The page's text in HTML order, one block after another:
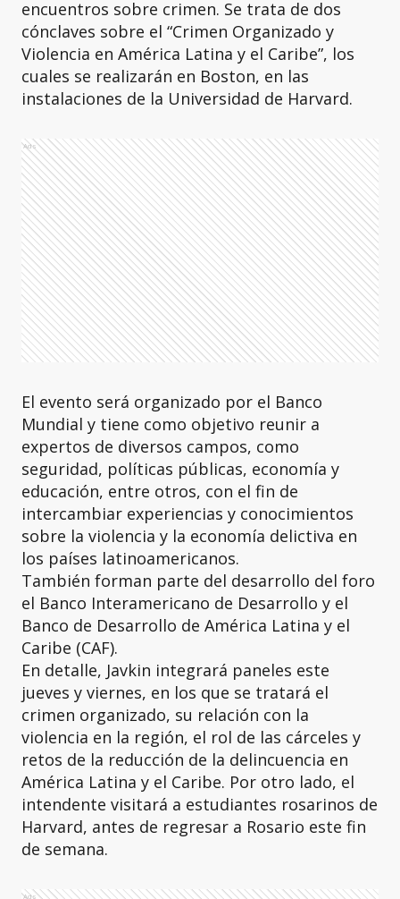
encuentros sobre crimen. Se trata de dos
cónclaves sobre el “Crimen Organizado y
Violencia en América Latina y el Caribe”, los
cuales se realizarán en Boston, en las
instalaciones de la Universidad de Harvard.
Ads
El evento será organizado por el Banco
Mundial y tiene como objetivo reunir a
expertos de diversos campos, como
seguridad, políticas públicas, economía y
educación, entre otros, con el fin de
intercambiar experiencias y conocimientos
sobre la violencia y la economía delictiva en
los países latinoamericanos.
También forman parte del desarrollo del foro
el Banco Interamericano de Desarrollo y el
Banco de Desarrollo de América Latina y el
Caribe (CAF).
En detalle, Javkin integrará paneles este
jueves y viernes, en los que se tratará el
crimen organizado, su relación con la
violencia en la región, el rol de las cárceles y
retos de la reducción de la delincuencia en
América Latina y el Caribe. Por otro lado, el
intendente visitará a estudiantes rosarinos de
Harvard, antes de regresar a Rosario este fin
de semana.
Ads